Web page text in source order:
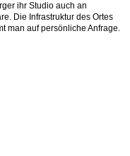
ihr Studio auch an
Die Infrastruktur des Ortes
man auf persönliche Anfrage.